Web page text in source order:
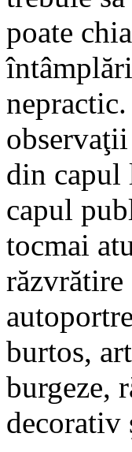
poate
din capul
capul
tocmai
burtos,
burgeze,
decorativ